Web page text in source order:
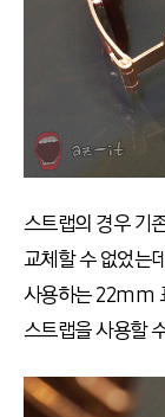
스트랩의 경우 기
교체할 수 없었는
사용하는 22mm
스트랩을 사용할